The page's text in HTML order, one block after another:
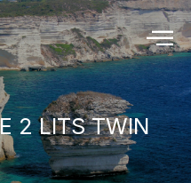
2 LITS TWIN